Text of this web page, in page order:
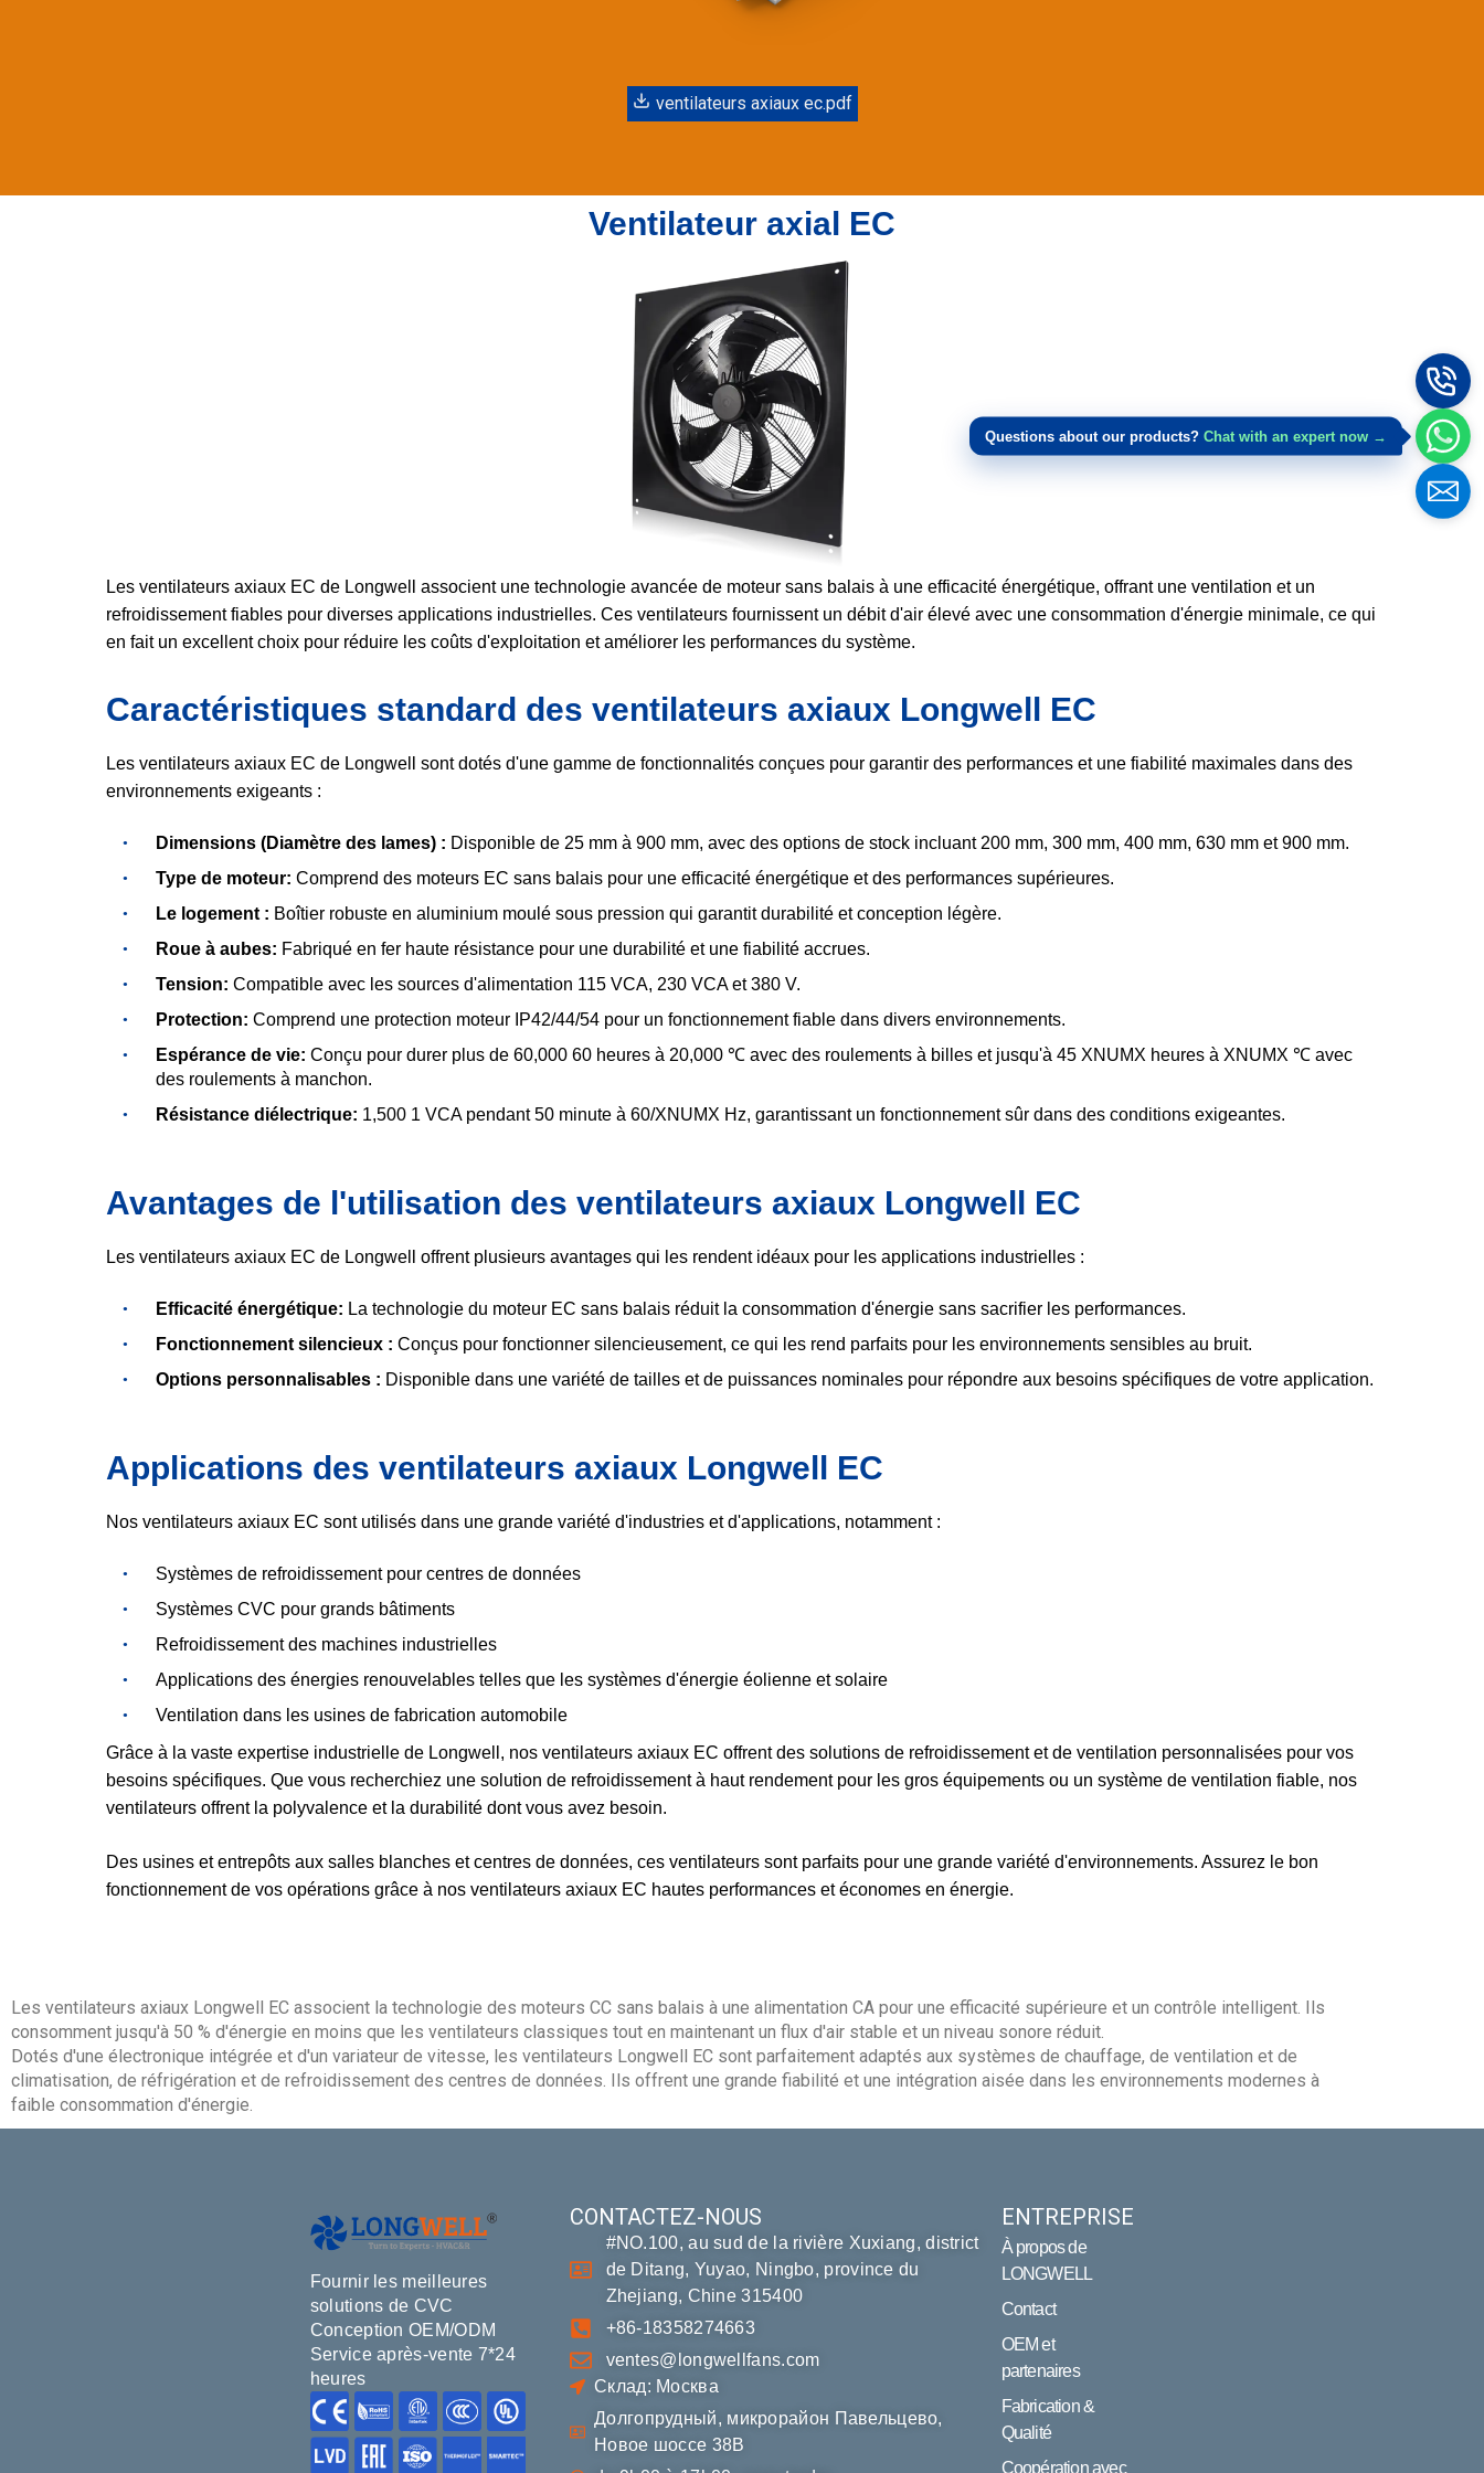
ventilateurs axiaux ec.pdf
Ventilateur axial EC
Les ventilateurs axiaux EC de Longwell associent une technologie avancée de moteur sans balais à une efficacité énergétique, offrant une ventilation et un
refroidissement fiables pour diverses applications industrielles. Ces ventilateurs fournissent un débit d'air élevé avec une consommation d'énergie minimale, ce qui
en fait un excellent choix pour réduire les coûts d'exploitation et améliorer les performances du système.
Caractéristiques standard des ventilateurs axiaux Longwell EC
Les ventilateurs axiaux EC de Longwell sont dotés d'une gamme de fonctionnalités conçues pour garantir des performances et une fiabilité maximales dans des
environnements exigeants :
Dimensions (Diamètre des lames) : Disponible de 25 mm à 900 mm, avec des options de stock incluant 200 mm, 300 mm, 400 mm, 630 mm et 900 mm.
Type de moteur: Comprend des moteurs EC sans balais pour une efficacité énergétique et des performances supérieures.
Le logement : Boîtier robuste en aluminium moulé sous pression qui garantit durabilité et conception légère.
Roue à aubes: Fabriqué en fer haute résistance pour une durabilité et une fiabilité accrues.
Tension: Compatible avec les sources d'alimentation 115 VCA, 230 VCA et 380 V.
Protection: Comprend une protection moteur IP42/44/54 pour un fonctionnement fiable dans divers environnements.
Espérance de vie: Conçu pour durer plus de 60,000 60 heures à 20,000 ℃ avec des roulements à billes et jusqu'à 45 XNUMX heures à XNUMX ℃ avec
des roulements à manchon.
Résistance diélectrique: 1,500 1 VCA pendant 50 minute à 60/XNUMX Hz, garantissant un fonctionnement sûr dans des conditions exigeantes.
Avantages de l'utilisation des ventilateurs axiaux Longwell EC
Les ventilateurs axiaux EC de Longwell offrent plusieurs avantages qui les rendent idéaux pour les applications industrielles :
Efficacité énergétique: La technologie du moteur EC sans balais réduit la consommation d'énergie sans sacrifier les performances.
Fonctionnement silencieux : Conçus pour fonctionner silencieusement, ce qui les rend parfaits pour les environnements sensibles au bruit.
Options personnalisables : Disponible dans une variété de tailles et de puissances nominales pour répondre aux besoins spécifiques de votre application.
Applications des ventilateurs axiaux Longwell EC
Nos ventilateurs axiaux EC sont utilisés dans une grande variété d'industries et d'applications, notamment :
Systèmes de refroidissement pour centres de données
Systèmes CVC pour grands bâtiments
Refroidissement des machines industrielles
Applications des énergies renouvelables telles que les systèmes d'énergie éolienne et solaire
Ventilation dans les usines de fabrication automobile
Grâce à la vaste expertise industrielle de Longwell, nos ventilateurs axiaux EC offrent des solutions de refroidissement et de ventilation personnalisées pour vos
besoins spécifiques. Que vous recherchiez une solution de refroidissement à haut rendement pour les gros équipements ou un système de ventilation fiable, nos
ventilateurs offrent la polyvalence et la durabilité dont vous avez besoin.
Des usines et entrepôts aux salles blanches et centres de données, ces ventilateurs sont parfaits pour une grande variété d'environnements. Assurez le bon
fonctionnement de vos opérations grâce à nos ventilateurs axiaux EC hautes performances et économes en énergie.
Les ventilateurs axiaux Longwell EC associent la technologie des moteurs CC sans balais à une alimentation CA pour une efficacité supérieure et un contrôle intelligent. Ils
consomment jusqu'à 50 % d'énergie en moins que les ventilateurs classiques tout en maintenant un flux d'air stable et un niveau sonore réduit.
Dotés d'une électronique intégrée et d'un variateur de vitesse, les ventilateurs Longwell EC sont parfaitement adaptés aux systèmes de chauffage, de ventilation et de
climatisation, de réfrigération et de refroidissement des centres de données. Ils offrent une grande fiabilité et une intégration aisée dans les environnements modernes à
faible consommation d'énergie.
Fournir les meilleures
solutions de CVC
Conception OEM/ODM
Service après-vente 7*24
heures
ENTREPRISE
À propos de
LONGWELL
Contact
OEM et
partenaires
Fabrication &
Qualité
Coopération avec
CONTACTEZ-NOUS
#NO.100, au sud de la rivière Xuxiang, district
de Ditang, Yuyao, Ningbo, province du
Zhejiang, Chine 315400
+86-18358274663
ventes@longwellfans.com
Склад: Москва
Долгопрудный, микрорайон Павельцево,
Новое шоссе 38В
Questions about our products? Chat with an expert now →